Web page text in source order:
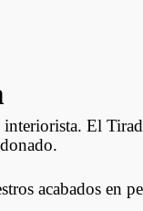
El
acabados en